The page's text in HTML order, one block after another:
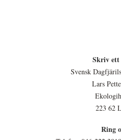
Skriv ett
Svensk
Lars
223 62
Ring